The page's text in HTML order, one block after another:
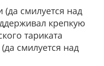
смилуется над
крепкую
тариката
смилуется над